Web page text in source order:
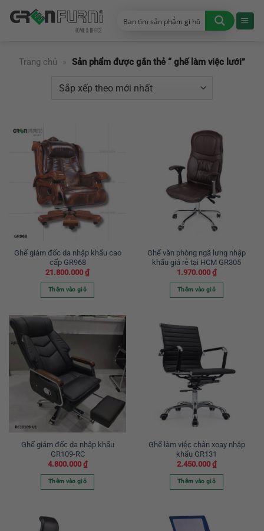
đến
Trang chủ
» Sản phẩm được gắn thẻ “ ghế làm việc lưới”
Ghế giám đốc da nhập khẩu cao
cấp GR968
21.800.000 ₫
Thêm vào giỏ
Ghế văn phòng ngã lưng nhập
khẩu giá rẻ tại HCM GR305
1.970.000 ₫
Thêm vào giỏ
Ghế giám đốc da nhập khẩu
GR109-RC
4.800.000 ₫
Thêm vào giỏ
Ghế làm việc chân xoay nhập
khẩu GR131
2.450.000 ₫
Thêm vào giỏ